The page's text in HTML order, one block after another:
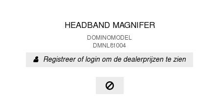
HEADBAND MAGNIFER
DOMINOMODEL
DMNL81004
Registreer of login om de dealerprijzen te zien